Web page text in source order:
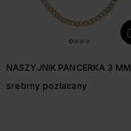
NASZYJNIK PANCERKA 3 MM
srebrny pozłacany